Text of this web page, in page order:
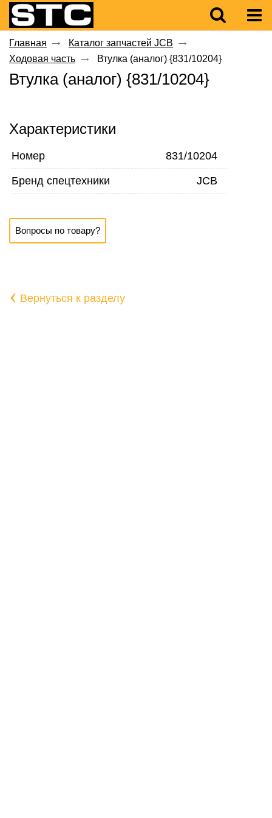
Главная
Каталог запчастей JCB
Ходовая часть
Втулка (аналог) {831/10204}
Втулка (аналог) {831/10204}
Характеристики
Номер 831/10204
Бренд спецтехники JCB
Вопросы по товару?
‹ Вернуться к разделу